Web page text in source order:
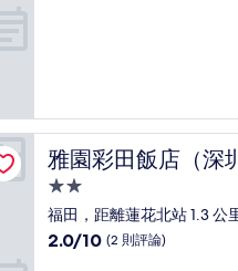
錯
哦，
(4
則
評
論)
雅園彩田飯店（深
雅園彩田飯店（深圳深
2.0
星
級
福田，距離蓮花北站 1.3 公
2.0
2.0/10 (2 則評論)